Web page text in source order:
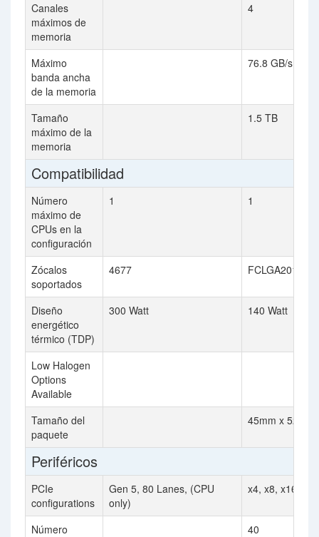
Canales
máximos de
memoria
4
Máximo
banda ancha
de la memoria
76.8 GB/s
Tamaño
máximo de la
memoria
1.5 TB
Compatibilidad
Número
máximo de
CPUs en la
configuración
1 1
Zócalos
soportados
4677 FCLGA2011-3
Diseño
energético
térmico (TDP)
300 Watt 140 Watt
Low Halogen
Options
Available
Tamaño del
paquete
45mm x
Periféricos
PCIe
configurations
Gen 5, 80 Lanes, (CPU
only)
x4, x8, x16
Número
40